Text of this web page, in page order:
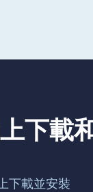
下載
下載並安裝